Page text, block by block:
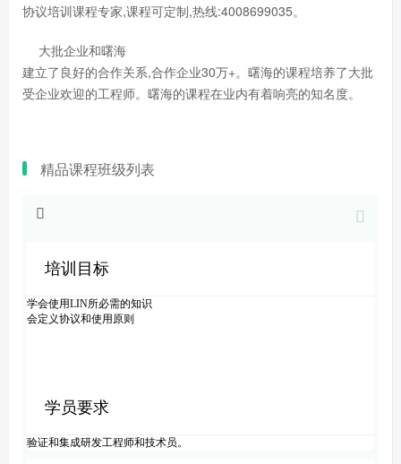
协议培训课程专家,课程可定制,热线:4008699035。
大批企业和曙海
建立了良好的合作关系,合作企业30万+。曙海的课程培养了大批
受企业欢迎的工程师。曙海的课程在业内有着响亮的知名度。
精品课程班级列表
培训目标
学会使用LIN所必需的知识
会定义协议和使用原则
学员要求
验证和集成研发工程师和技术员。